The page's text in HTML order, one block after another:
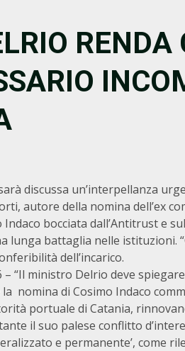
discussa un’interpellanza
autore della nomina dell’ex
bocciata dall’Antitrust e
lunga battaglia nelle istituzioni.
dell’incarico.
– “Il ministro Delrio deve
nomina di Cosimo Indaco
portuale di Catania,
il suo palese conflitto
e permanente’, come